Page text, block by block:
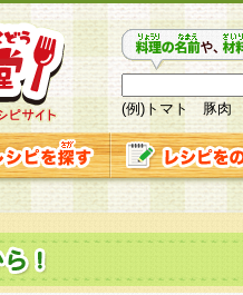
(例)トマト 豚肉